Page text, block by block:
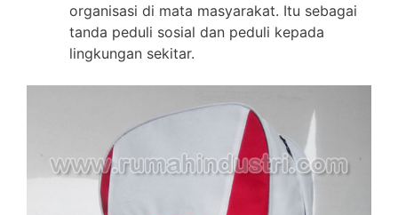
organisasi di mata masyarakat. Itu sebagai
tanda peduli sosial dan peduli kepada
lingkungan sekitar.